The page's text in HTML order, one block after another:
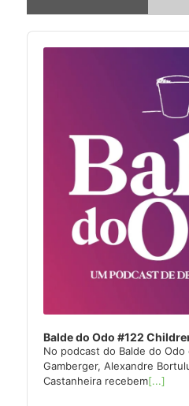
Audio
Player
Balde do Odo #122
No podcast do Balde do Odo
Gamberger, Alexandre
Castanheira recebem[...]